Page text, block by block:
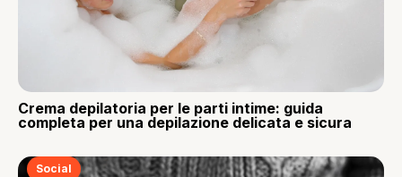
Crema depilatoria per le parti intime: guida
completa per una depilazione delicata e sicura
Social